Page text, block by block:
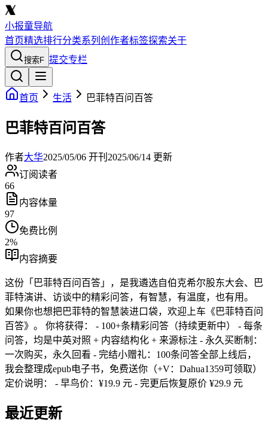
小报童导航
首页精选排行分类系列 创作者标签探索关于
搜索F 提交专栏
首页 生活 巴菲特百问百答
巴菲特百问百答
作者大华2025/05/06 开刊 2025/06/14 更新
订阅读者
66
内容体量
97
免费比例
2%
内容摘要
这份「巴菲特百问百答」，是我遴选自伯克希尔股东大会、巴
菲特演讲、访谈中的精彩问答，有智慧，有温度，也有用。
如果你也想把巴菲特的智慧装进口袋，欢迎上车《巴菲特百问
百答》。 你将获得： - 100+条精彩问答（持续更新中） - 每条
问答，均是中英对照 + 内容结构化 + 来源标注 - 永久买断制：
一次购买，永久回看 - 完结小赠礼：100条问答全部上线后，
我会整理成epub电子书，免费送你（+V：Dahua1359可领取）
定价说明： - 早鸟价：¥19.9 元 - 完更后恢复原价 ¥29.9 元
最近更新